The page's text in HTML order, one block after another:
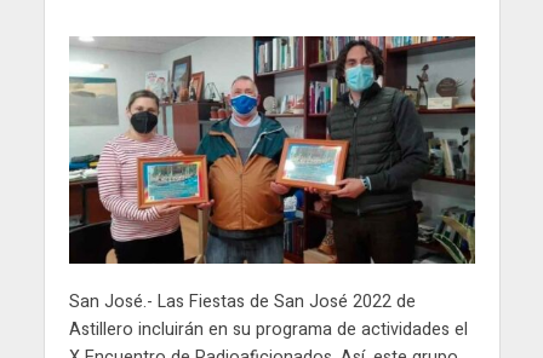
San José.- Las Fiestas de San José 2022 de
Astillero incluirán en su programa de actividades el